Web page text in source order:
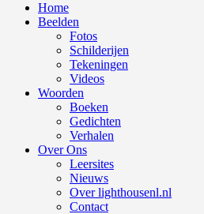
Home
Beelden
Fotos
Schilderijen
Tekeningen
Videos
Woorden
Boeken
Gedichten
Verhalen
Over Ons
Leersites
Nieuws
Over lighthousenl.nl
Contact